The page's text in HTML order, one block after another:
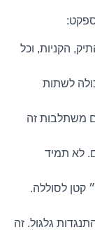
הקניות, וכל
לשתות
משתלבות זה
לא תמיד
קטן לסוללה.
גלגול. זה